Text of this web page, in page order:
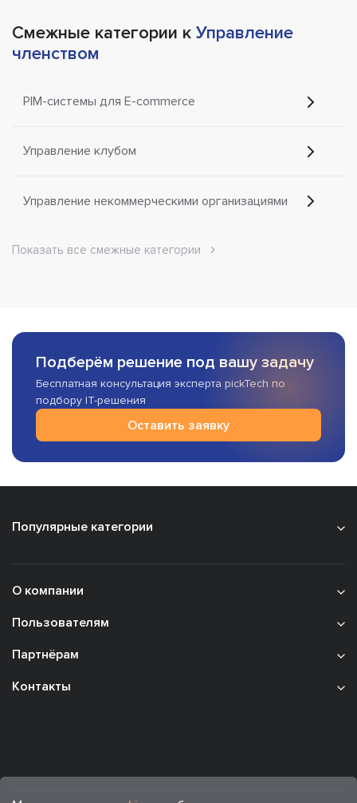
Смежные категории к Управление
членством
PIM-системы для E-commerce
Управление клубом
Управление некоммерческими организациями
Показать все смежные категории
Подберём решение под вашу задачу
Бесплатная консультация эксперта pickTech по
подбору IT-решения
Оставить заявку
Популярные категории
О компании
Пользователям
Партнёрам
Контакты